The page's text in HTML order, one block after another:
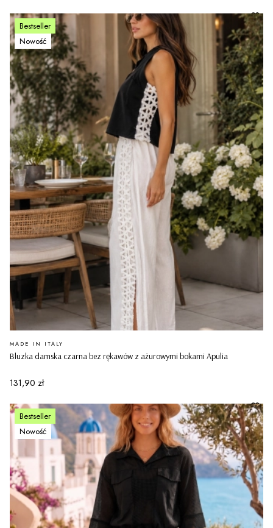
Bestseller
Nowość
Bluzka damska czarna bez rękawów z ażurowymi bokami Apulia
PRODUCENT
MADE IN ITALY
Cena
131,90 zł
Bestseller
Nowość